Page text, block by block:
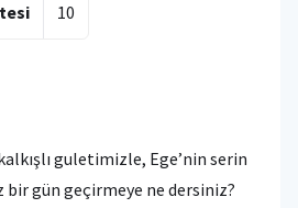
10
guletimizle, Ege’nin serin
bir gün geçirmeye ne dersiniz?